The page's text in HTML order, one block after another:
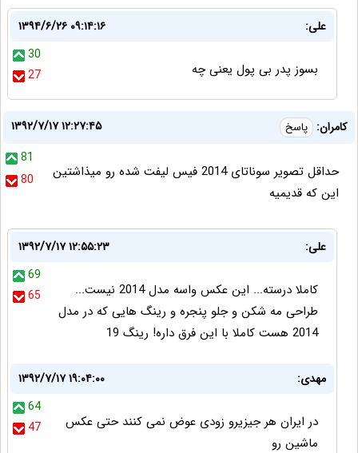
علی:
۱۳۹۴/۶/۲۶ ۰۹:۱۴:۱۶
30
27
بسوز پدر بی پول یعنی چه
کامران: پاسخ
۱۳۹۲/۷/۱۷ ۱۲:۲۷:۴۵
81
80
حداقل تصویر سوناتای 2014 فیس لیفت شده رو میذاشتین
این که قدیمیه
علی:
۱۳۹۲/۷/۱۷ ۱۲:۵۵:۲۳
69
65
کاملا درسته... این عکس واسه مدل 2014 نیست...
طراحی مه شکن و جلو پنجره و رینگ هایی که در مدل
2014 هست کاملا با این فرق داره! رینگ 19
مهدی:
۱۳۹۲/۷/۱۷ ۱۹:۰۴:۰۰
64
47
در ایران هر جیزیرو زودی عوض نمی کنند حتی عکس
ماشین رو